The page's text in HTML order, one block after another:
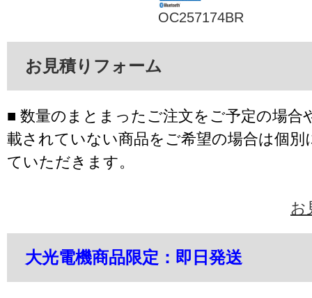
OC257174BR
お見積りフォーム
■ 数量のまとまったご注文をご予定の場合
載されていない商品をご希望の場合は個別
ていただきます。
お
大光電機商品限定：即日発送